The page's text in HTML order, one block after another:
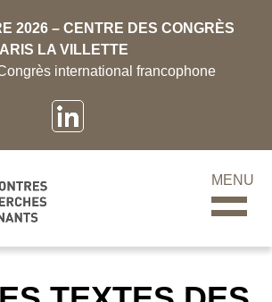
2026 – CENTRE DES CONGRÈS
LA VILLETTE
international francophone
MENU